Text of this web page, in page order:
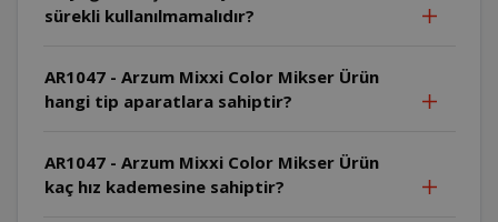
sürekli kullanılmamalıdır?
AR1047 - Arzum Mixxi Color Mikser Ürün
hangi tip aparatlara sahiptir?
AR1047 - Arzum Mixxi Color Mikser Ürün
kaç hız kademesine sahiptir?